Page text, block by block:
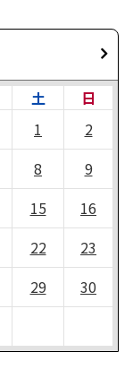
土
日
1
2
8
9
15
16
22
23
29
30